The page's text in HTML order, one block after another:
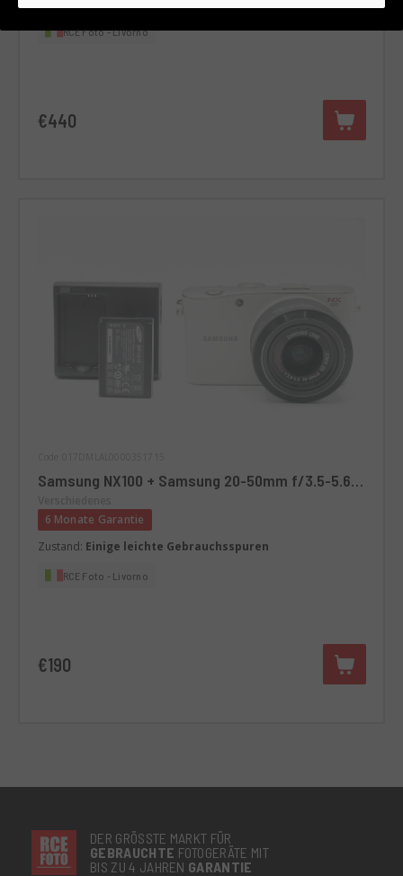
RCE Foto - Livorno
€440
Samsung NX100 + Samsung 20-50mm f/3.5-5.6
6 Monate Garantie
Zustand: Einige leichte Gebrauchsspuren
RCE Foto - Livorno
€190
DER GRÖSSTE MARKT FÜR
GEBRAUCHTE FOTOGERÄTE MIT
BIS ZU 4 JAHREN GARANTIE